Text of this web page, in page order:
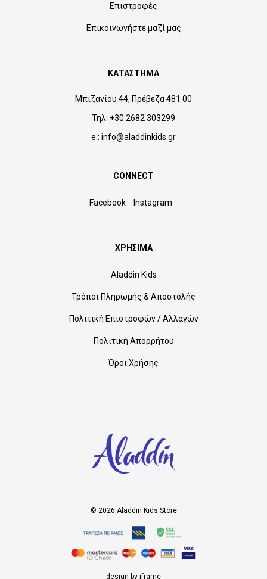
Επιστροφές
Επικοινωνήστε μαζί μας
ΚΑΤΑΣΤΗΜΑ
Μπιζανίου 44, Πρέβεζα 481 00
Τηλ: +30 2682 303299
e.: info@aladdinkids.gr
CONNECT
Facebook Instagram
ΧΡΗΣΙΜΑ
Aladdin Kids
Τρόποι Πληρωμής & Αποστολής
Πολιτική Επιστροφών / Αλλαγών
Πολιτική Απορρήτου
Όροι Χρήσης
© 2026 Aladdin Kids Store
design by iframe